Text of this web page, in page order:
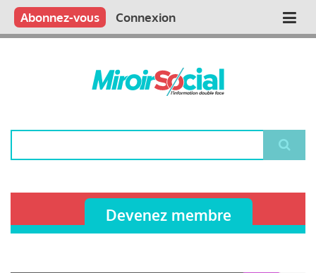
Aller
contenu
Main
Qui sommes nous ?
Vous publiez
Nous publions
Contactez-nous
Abonnez-vous Connexion
Devenez membre